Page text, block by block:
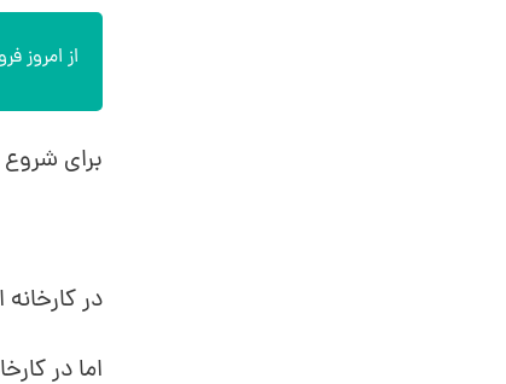
از امروز
برای
در کارخانه اول، روزانه 100 کیلو سیب
اما در کارخانه دوم،